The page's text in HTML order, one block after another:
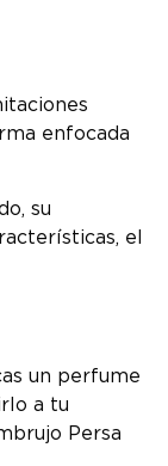
enfocada
su
el
un perfume
a tu
Persa